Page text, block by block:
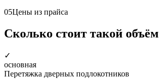
05Цены из прайса
Сколько стоит такой объём
✓
основная
Перетяжка дверных подлокотников